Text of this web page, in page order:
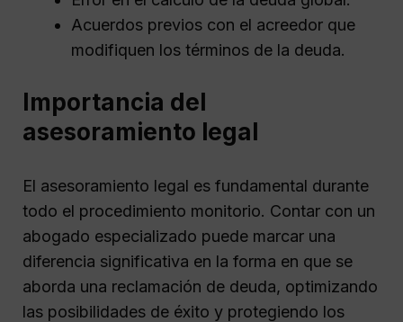
Acuerdos previos con el acreedor que
modifiquen los términos de la deuda.
Importancia del
asesoramiento legal
El asesoramiento legal es fundamental durante
todo el procedimiento monitorio. Contar con un
abogado especializado puede marcar una
diferencia significativa en la forma en que se
aborda una reclamación de deuda, optimizando
las posibilidades de éxito y protegiendo los